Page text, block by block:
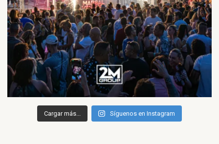
Cargar más... Síguenos en Instagram